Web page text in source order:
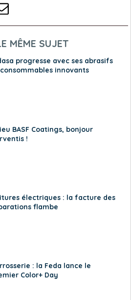
MÊME SUJET
progresse avec ses abrasifs
innovants
BASF Coatings, bonjour
!
électriques : la facture des
flambe
: la Feda lance le
Color+ Day